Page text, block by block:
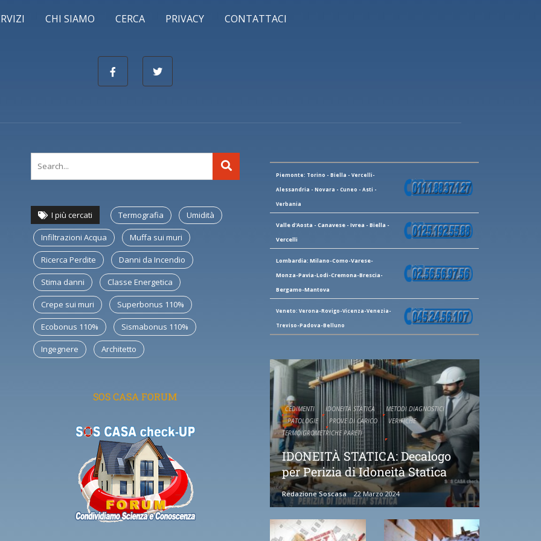
CHI SIAMO CERCA PRIVACY CONTATTACI
I più cercati Termografia Umidità
Infiltrazioni Acqua Muffa sui muri
Ricerca Perdite Danni da Incendio
Stima danni Classe Energetica
Crepe sui muri Superbonus 110%
Ecobonus 110% Sismabonus 110%
Ingegnere Architetto
SOS CASA FORUM
Piemonte: Torino - Biella - Vercelli-
Alessandria - Novara - Cuneo - Asti -
Verbania
Valle d'Aosta - Canavese - Ivrea - Biella -
Vercelli
Lombardia: Milano-Como-Varese-
Monza-Pavia-Lodi-Cremona-Brescia-
Bergamo-Mantova
Veneto: Verona-Rovigo-Vicenza-Venezia-
Treviso-Padova-Belluno
CEDIMENTI IDONEITÀ STATICA
METODI DIAGNOSTICI
PATOLOGIE
PROVE DI CARICO
VERIFICHE
TERMOIGROMETRICHE PARETI
IDONEITÀ STATICA: Decalogo
per Perizia di Idoneità Statica
Redazione Soscasa 22 Marzo 2024